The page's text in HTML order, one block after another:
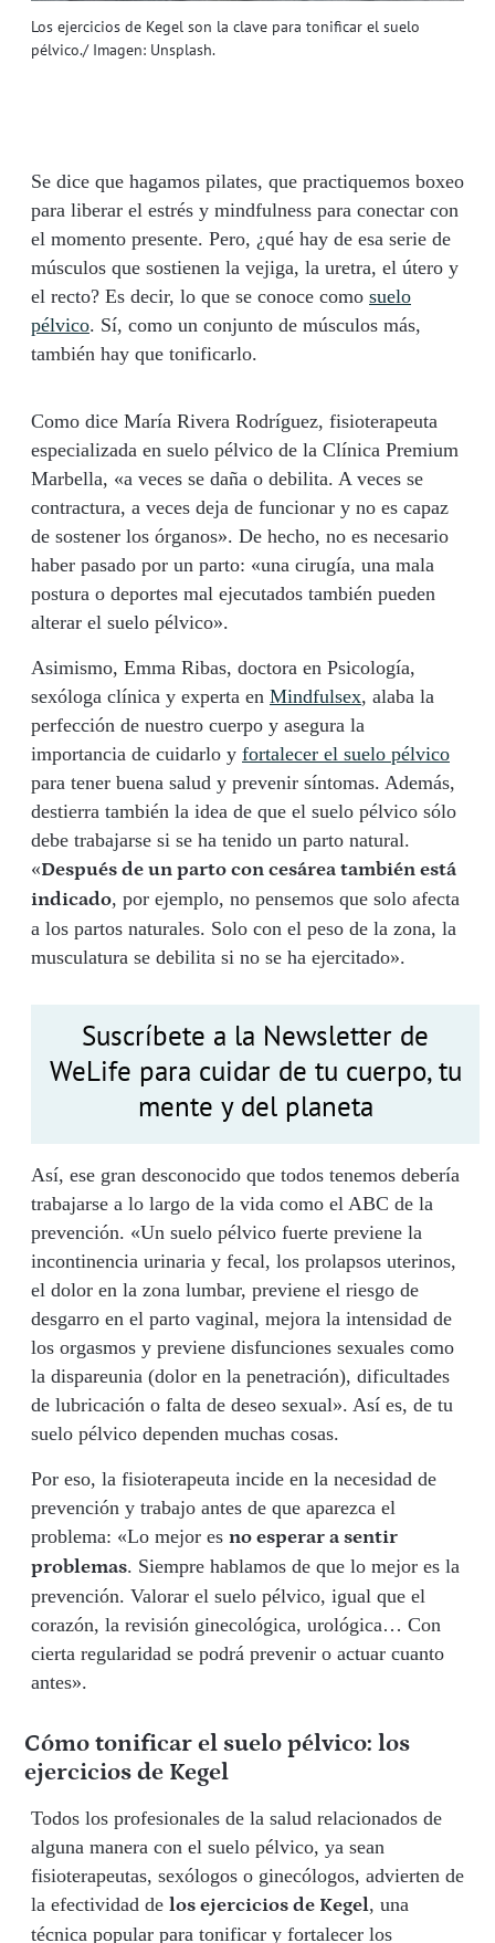
Los ejercicios de Kegel son la clave para tonificar el suelo
pélvico./ Imagen: Unsplash.
Se dice que hagamos pilates, que practiquemos boxeo
para liberar el estrés y mindfulness para conectar con
el momento presente. Pero, ¿qué hay de esa serie de
músculos que sostienen la vejiga, la uretra, el útero y
el recto? Es decir, lo que se conoce como suelo
pélvico. Sí, como un conjunto de músculos más,
también hay que tonificarlo.
Como dice María Rivera Rodríguez, fisioterapeuta
especializada en suelo pélvico de la Clínica Premium
Marbella, «a veces se daña o debilita. A veces se
contractura, a veces deja de funcionar y no es capaz
de sostener los órganos». De hecho, no es necesario
haber pasado por un parto: «una cirugía, una mala
postura o deportes mal ejecutados también pueden
alterar el suelo pélvico».
Asimismo, Emma Ribas, doctora en Psicología,
sexóloga clínica y experta en Mindfulsex, alaba la
perfección de nuestro cuerpo y asegura la
importancia de cuidarlo y fortalecer el suelo pélvico
para tener buena salud y prevenir síntomas. Además,
destierra también la idea de que el suelo pélvico sólo
debe trabajarse si se ha tenido un parto natural.
«Después de un parto con cesárea también está
indicado, por ejemplo, no pensemos que solo afecta
a los partos naturales. Solo con el peso de la zona, la
musculatura se debilita si no se ha ejercitado».
Suscríbete a la Newsletter de
WeLife para cuidar de tu cuerpo, tu
mente y del planeta
Así, ese gran desconocido que todos tenemos debería
trabajarse a lo largo de la vida como el ABC de la
prevención. «Un suelo pélvico fuerte previene la
incontinencia urinaria y fecal, los prolapsos uterinos,
el dolor en la zona lumbar, previene el riesgo de
desgarro en el parto vaginal, mejora la intensidad de
los orgasmos y previene disfunciones sexuales como
la dispareunia (dolor en la penetración), dificultades
de lubricación o falta de deseo sexual». Así es, de tu
suelo pélvico dependen muchas cosas.
Por eso, la fisioterapeuta incide en la necesidad de
prevención y trabajo antes de que aparezca el
problema: «Lo mejor es no esperar a sentir
problemas. Siempre hablamos de que lo mejor es la
prevención. Valorar el suelo pélvico, igual que el
corazón, la revisión ginecológica, urológica… Con
cierta regularidad se podrá prevenir o actuar cuanto
antes».
Cómo tonificar el suelo pélvico: los
ejercicios de Kegel
Todos los profesionales de la salud relacionados de
alguna manera con el suelo pélvico, ya sean
fisioterapeutas, sexólogos o ginecólogos, advierten de
la efectividad de los ejercicios de Kegel, una
técnica popular para tonificar y fortalecer los